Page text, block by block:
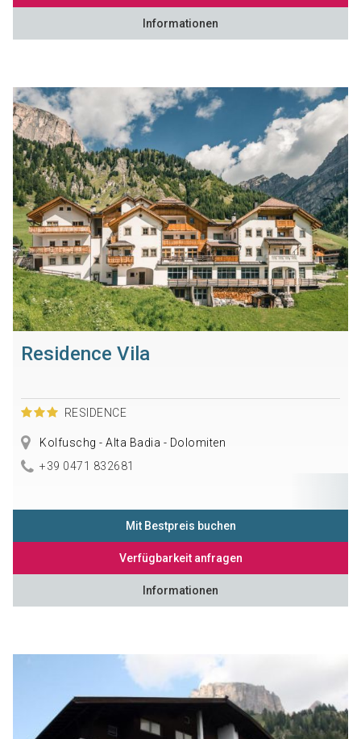
Informationen
Residence Vila
RESIDENCE
Kolfuschg - Alta Badia - Dolomiten
+39 0471 832681
Mit Bestpreis buchen
Verfügbarkeit anfragen
Informationen